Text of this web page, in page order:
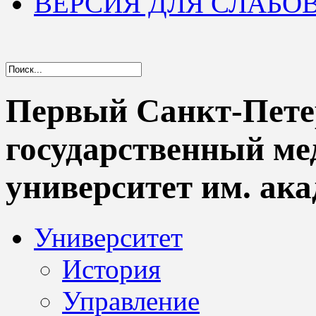
Первый Санкт-
государственный
университет им.
Университет
История
Управление